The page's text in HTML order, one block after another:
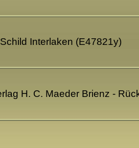
Interlaken (E47821y)
H. C. Maeder Brienz -